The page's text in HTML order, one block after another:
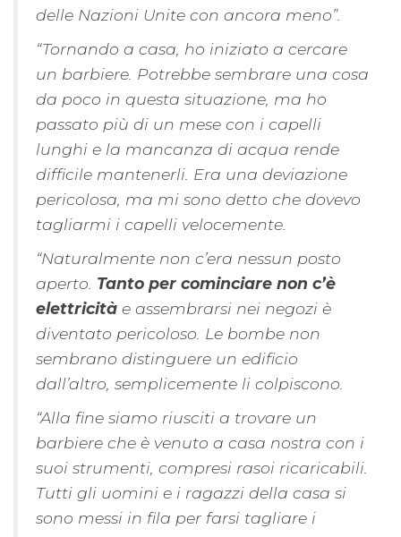
delle Nazioni Unite con ancora meno”.
“Tornando a casa, ho iniziato a cercare
un barbiere. Potrebbe sembrare una cosa
da poco in questa situazione, ma ho
passato più di un mese con i capelli
lunghi e la mancanza di acqua rende
difficile mantenerli. Era una deviazione
pericolosa, ma mi sono detto che dovevo
tagliarmi i capelli velocemente.
“Naturalmente non c’era nessun posto
aperto. Tanto per cominciare non c’è
elettricità e assembrarsi nei negozi è
diventato pericoloso. Le bombe non
sembrano distinguere un edificio
dall’altro, semplicemente li colpiscono.
“Alla fine siamo riusciti a trovare un
barbiere che è venuto a casa nostra con i
suoi strumenti, compresi rasoi ricaricabili.
Tutti gli uomini e i ragazzi della casa si
sono messi in fila per farsi tagliare i